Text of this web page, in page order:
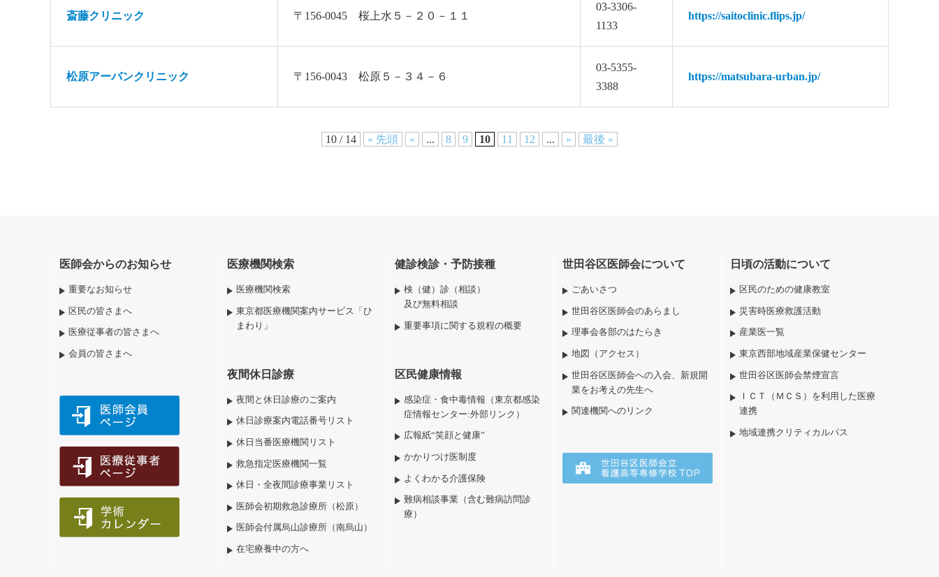
斎藤クリニック 〒156-0045 桜上水５－２０－１１
03-3306-
1133
https://saitoclinic.flips.jp/
松原アーバンクリニック 〒156-0043 松原５－３４－６
03-5355-
3388
https://matsubara-urban.jp/
10 / 14 « 先頭 « ... 8 9 10 11 12 ... » 最後 »
医師会からのお知らせ
重要なお知らせ
区民の皆さまへ
医療従事者の皆さまへ
会員の皆さまへ
医療機関検索
医療機関検索
東京都医療機関案内サービス「ひ
まわり」
夜間休日診療
夜間と休日診療のご案内
休日診療案内電話番号リスト
休日当番医療機関リスト
救急指定医療機関一覧
休日・全夜間診療事業リスト
医師会初期救急診療所（松原）
医師会付属烏山診療所（南烏山）
在宅療養中の方へ
健診検診・予防接種
検（健）診（相談）
及び無料相談
重要事項に関する規程の概要
区民健康情報
感染症・食中毒情報（東京都感染
症情報センター:外部リンク）
広報紙“笑顔と健康”
かかりつけ医制度
よくわかる介護保険
難病相談事業（含む難病訪問診
療）
世田谷区医師会について
ごあいさつ
世田谷区医師会のあらまし
理事会各部のはたらき
地図（アクセス）
世田谷区医師会への入会、新規開
業をお考えの先生へ
関連機関へのリンク
日頃の活動について
区民のための健康教室
災害時医療救護活動
産業医一覧
東京西部地域産業保健センター
世田谷区医師会禁煙宣言
ＩＣＴ（ＭＣＳ）を利用した医療
連携
地域連携クリティカルパス